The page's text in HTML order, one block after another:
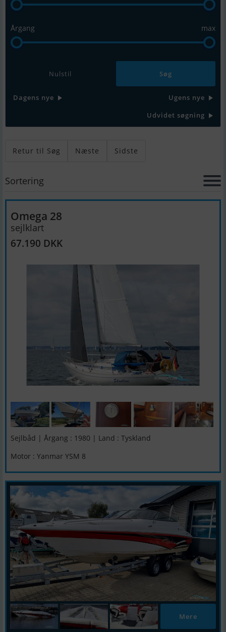
Årgang max
Nulstil
Dagens nye
Ugens nye
Udvidet søgning
Retur til Søg Næste Sidste
Sortering
Omega 28
sejlklart
67.190 DKK
Sejlbåd | Årgang : 1980 | Land : Tyskland
Motor : Yanmar YSM 8
Mere